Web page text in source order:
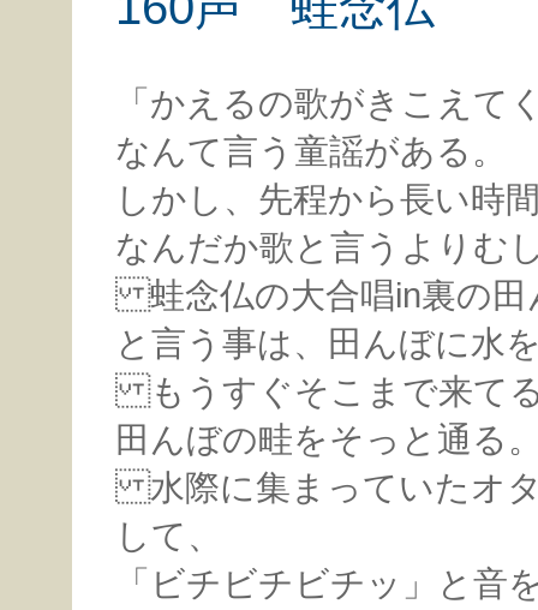
「かえるの歌がきこえて
なんて言う童謡がある。
しかし、先程から長い時
なんだか歌と言うよりむ
蛙念仏の大合唱in裏の田
と言う事は、田んぼに水
もうすぐそこまで来て
田んぼの畦をそっと通る
水際に集まっていたオ
して、
「ビチビチビチッ」と音